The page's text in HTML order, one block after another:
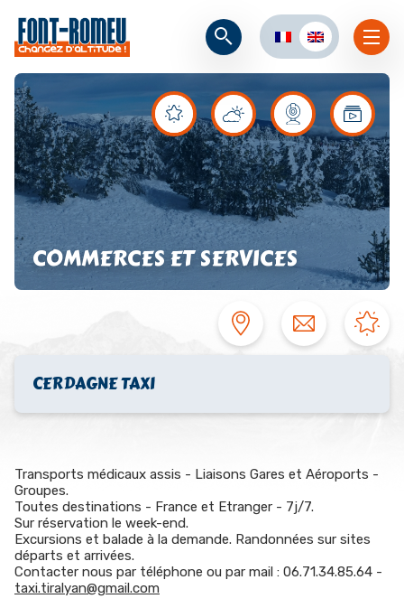
COMMERCES ET SERVICES
CERDAGNE TAXI
Transports médicaux assis - Liaisons Gares et Aéroports -
Groupes.
Toutes destinations - France et Etranger - 7j/7.
Sur réservation le week-end.
Excursions et balade à la demande. Randonnées sur sites
départs et arrivées.
Contacter nous par téléphone ou par mail : 06.71.34.85.64 -
taxi.tiralyan@gmail.com